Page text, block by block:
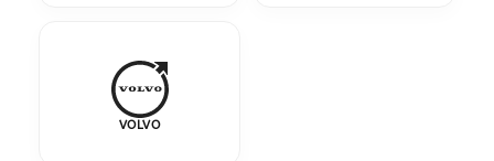
VOLVO